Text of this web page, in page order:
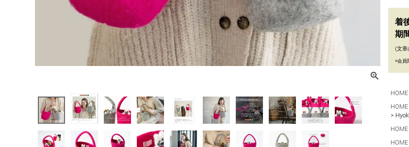
着
期
(文章
※会員
HOME
HOME
HOME
HOME